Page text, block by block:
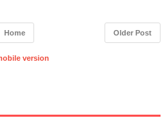
Older Post
Home
version